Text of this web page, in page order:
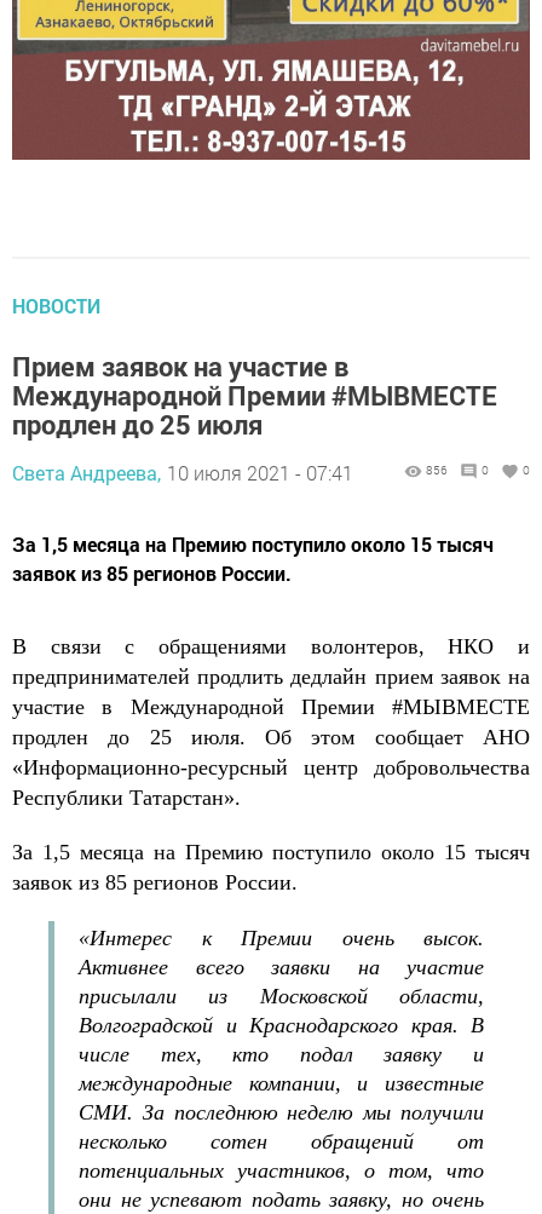
НОВОСТИ
Прием заявок на участие в
Международной Премии #МЫВМЕСТЕ
продлен до 25 июля
Света Андреева, 10 июля 2021 - 07:41 856 0 0
За 1,5 месяца на Премию поступило около 15 тысяч
заявок из 85 регионов России.
В связи с обращениями волонтеров, НКО и
предпринимателей продлить дедлайн прием заявок на
участие в Международной Премии #МЫВМЕСТЕ
продлен до 25 июля. Об этом сообщает АНО
«Информационно-ресурсный центр добровольчества
Республики Татарстан».
За 1,5 месяца на Премию поступило около 15 тысяч
заявок из 85 регионов России.
«Интерес к Премии очень высок.
Активнее всего заявки на участие
присылали из Московской области,
Волгоградской и Краснодарского края. В
числе тех, кто подал заявку и
международные компании, и известные
СМИ. За последнюю неделю мы получили
несколько сотен обращений от
потенциальных участников, о том, что
они не успевают подать заявку, но очень